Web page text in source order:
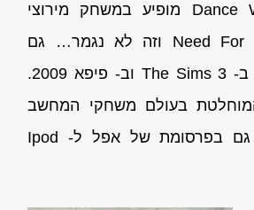
Dance With My Daddy מופיע במשחק מירוצי
המכוניות Need For Speed וזה לא נגמר… גם
השנה הם הופיעו ב- The Sims 3 וב- פיפא 2009.
בעולם משחקי המחשב
דטה-רוק הופיעו גם בפרסומת של אפל ל- Ipod